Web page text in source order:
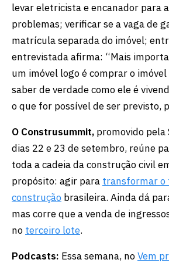
levar eletricista e encanador para
problemas; verificar se a vaga de
matrícula separada do imóvel;
entrevistada afirma: “Mais
um imóvel logo é comprar o imóvel
saber de verdade como ele é
o que for possível de ser previsto,
O Construsummit, promovido pela
dias 22 e 23 de setembro, reúne
toda a cadeia da construção civil
propósito: agir para transformar o
construção brasileira. Ainda dá
mas corre que a venda de
no terceiro lote.
Podcasts: Essa semana, noVem